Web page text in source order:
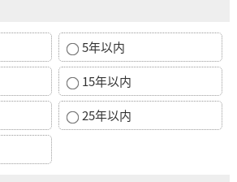
5年以内
15年以内
25年以内